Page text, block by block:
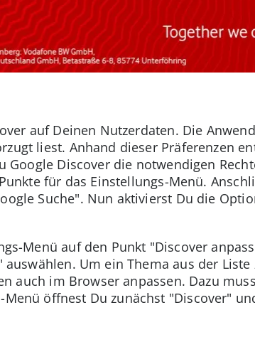
auf Deinen Nutzerdaten. Die
liest. Anhand dieser Präferenzen
Discover die notwendigen
für das Einstellungs-Menü.
Suche". Nun aktivierst Du die
Menü auf den Punkt "Discover
Um ein Thema aus der Liste
auch im Browser anpassen. Dazu
öffnest Du zunächst "Discover"